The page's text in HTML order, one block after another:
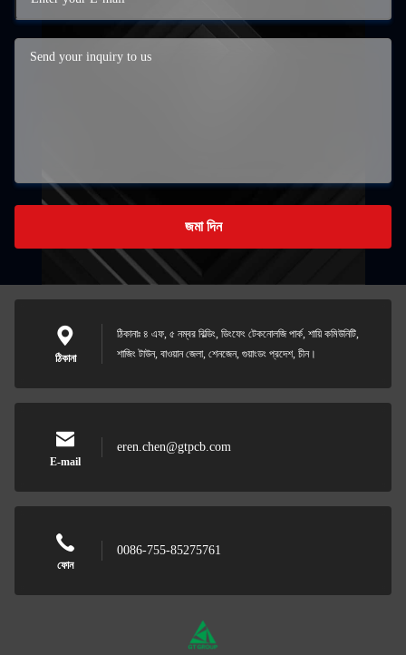
জমা দিন
ঠিকানা
ঠিকানাঃ ৪ এফ, ৫ নম্বর বিল্ডিং, ডিংফেং টেকনোলজি পার্ক, শায়ি কমিউনিটি,
শাজিং টাউন, বাওয়ান জেলা, শেনজেন, গুয়াংডং প্রদেশ, চীন।
E-mail
eren.chen@gtpcb.com
ফোন
0086-755-85275761